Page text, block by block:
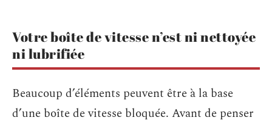
Votre boîte de vitesse n’est ni nettoyée
ni lubrifiée
Beaucoup d’éléments peuvent être à la base
d’une boîte de vitesse bloquée. Avant de penser